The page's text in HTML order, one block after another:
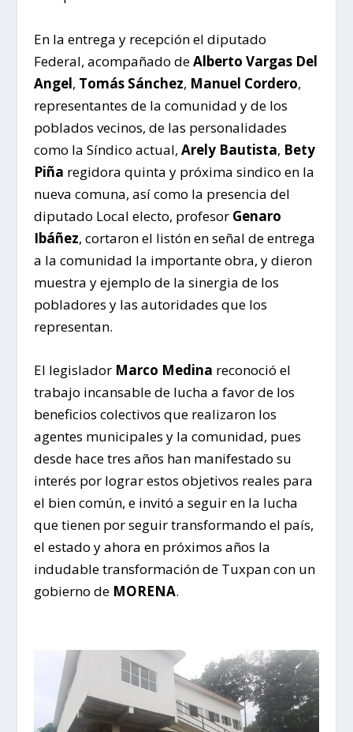
En la entrega y recepción el diputado
Federal, acompañado deAlberto Vargas Del
Angel, Tomás Sánchez, Manuel Cordero,
representantes de la comunidad y de los
poblados vecinos, de las personalidades
como la Síndico actual, Arely Bautista, Bety
Piña regidora quinta y próxima sindico en la
nueva comuna, así como la presencia del
diputado Local electo, profesor Genaro
Ibáñez, cortaron el listón en señal de entrega
a la comunidad la importante obra, y dieron
muestra y ejemplo de la sinergia de los
pobladores y las autoridades que los
representan.
El legislador Marco Medina reconoció el
trabajo incansable de lucha a favor de los
beneficios colectivos que realizaron los
agentes municipales y la comunidad, pues
desde hace tres años han manifestado su
interés por lograr estos objetivos reales para
el bien común, e invitó a seguir en la lucha
que tienen por seguir transformando el país,
el estado y ahora en próximos años la
indudable transformación de Tuxpan con un
gobierno de MORENA.